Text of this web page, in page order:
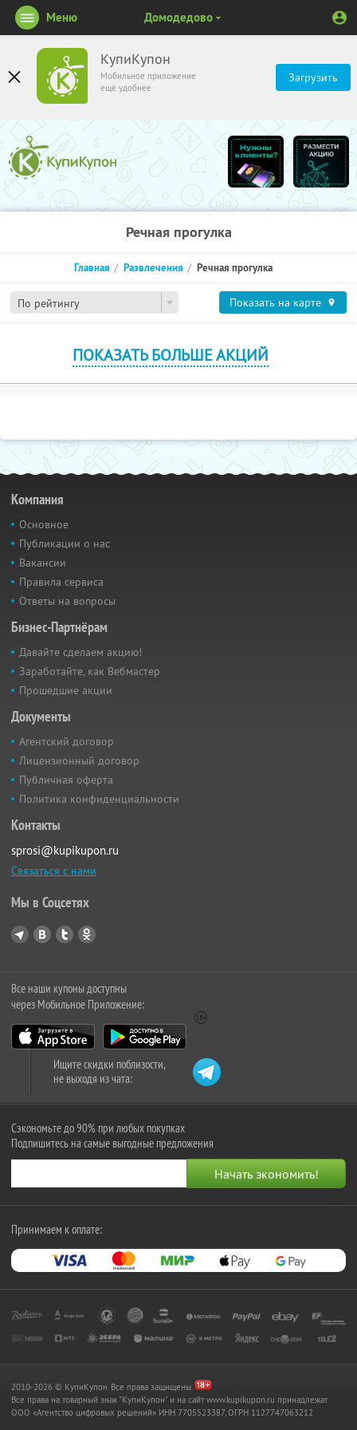
КупиКупон
Мобильное приложение
ещё удобнее
Загрузить
Меню Домодедово
Речная прогулка
По рейтингу
Главная Развлечения Речная прогулка
Показать на карте
ПОКАЗАТЬ БОЛЬШЕ АКЦИЙ
Компания
Основное
Публикации о нас
Вакансии
Правила сервиса
Ответы на вопросы
Бизнес-Партнёрам
Давайте сделаем акцию!
Заработайте, как Вебмастер
Прошедшие акции
Документы
Агентский договор
Лицензионный договор
Публичная оферта
Политика конфиденциальности
Контакты
sprosi@kupikupon.ru
Связаться с нами
Мы в Соцсетях
Все наши купоны доступны
через Мобильное Приложение:
Ищите скидки поблизости,
не выходя из чата:
Сэкономьте до 90% при любых покупках
Подпишитесь на самые выгодные предложения
Принимаем к оплате:
2010-2026 © КупиКупон. Все права защищены.
Все права на товарный знак "КупиКупон" и на сайт www.kupikupon.ru принадлежат
OOO «Агентство цифровых решений» ИНН 7705523387, ОГРН 1127747063212